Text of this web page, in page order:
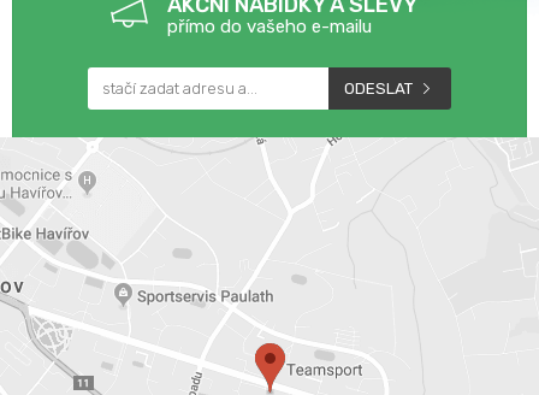
přímo do vašeho e-mailu
ODESLAT